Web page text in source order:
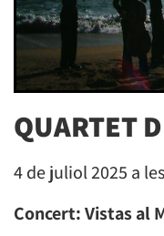
QUARTET
4 de juliol 2025 a
Concert: Vistas al